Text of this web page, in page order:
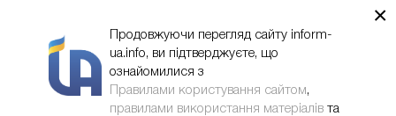
×
Продовжуючи перегляд сайту inform-
ua.info, ви підтверджуєте, що
ознайомилися з
Правилами користування сайтом,
правилами використання матеріалів та